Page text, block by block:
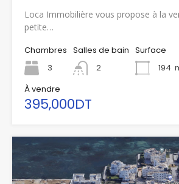
Loca Immobilière vous propose à la
petite…
Chambres
3
Salles de bain
2
Surface
194
À vendre
395,000DT